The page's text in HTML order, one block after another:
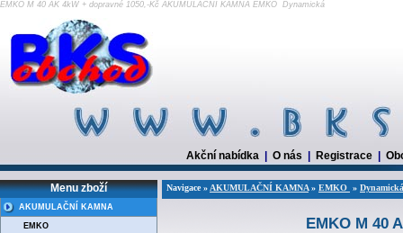
EMKO M 40 AK 4kW + dopravné 1050,-Kč AKUMULAČNÍ KAMNA EMKO Dynamická
Akční nabídka O nás Registrace
Menu zboží
AKUMULAČNÍ KAMNA
EMKO
Navigace » AKUMULAČNÍ KAMNA» EMKO » Dynamická
EMKO M 40